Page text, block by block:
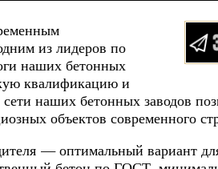
из лидеров по
наших бетонных
квалификацию и
наших бетонных заводов
объектов современного
— оптимальный вариант